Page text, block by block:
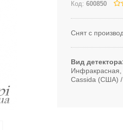
Код: 600850
Снят с
Вид детектора
Инфракрасная,
Cassida (США)